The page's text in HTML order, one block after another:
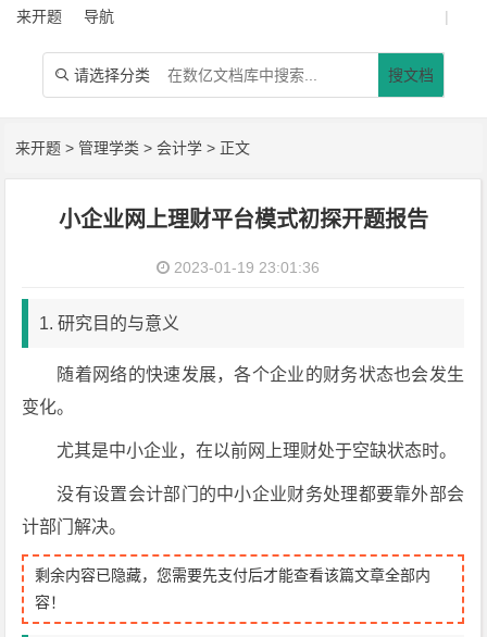
来开题 导航 |
 请选择分类 搜文档
来开题 >管理学类 >会计学 > 正文
小企业网上理财平台模式初探开题报告
2023-01-19 23:01:36
1. 研究目的与意义
随着网络的快速发展，各个企业的财务状态也会发生
变化。
尤其是中小企业，在以前网上理财处于空缺状态时。
没有设置会计部门的中小企业财务处理都要靠外部会
计部门解决。
剩余内容已隐藏，您需要先支付后才能查看该篇文章全部内
容！